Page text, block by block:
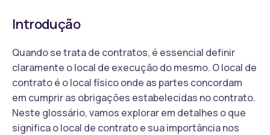
Introdução
Quando se trata de contratos, é essencial definir
claramente o local de execução do mesmo. O local de
contrato é o local físico onde as partes concordam
em cumprir as obrigações estabelecidas no contrato.
Neste glossário, vamos explorar em detalhes o que
significa o local de contrato e sua importância nos